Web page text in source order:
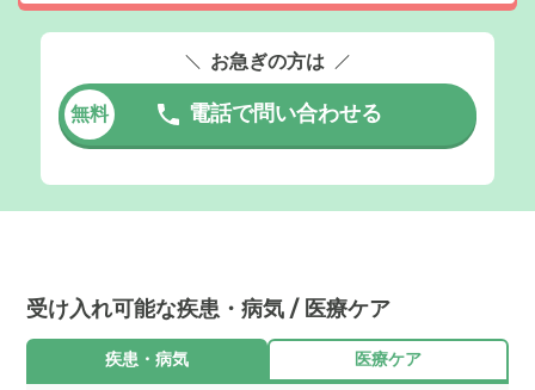
お急ぎの方は
無料 電話で問い合わせる
受け入れ可能な疾患・病気 / 医療ケア
疾患・病気 医療ケア